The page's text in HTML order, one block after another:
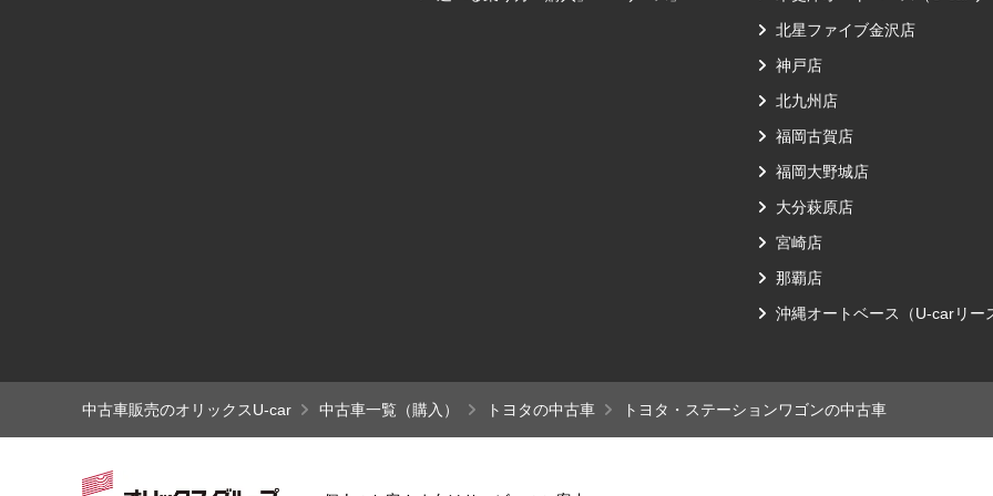
北星ファイブ金沢店
神戸店
北九州店
福岡古賀店
福岡大野城店
大分萩原店
宮崎店
那覇店
沖縄オートベース（U-carリー
中古車販売のオリックスU-car 中古車一覧（購入） トヨタの中古車 トヨタ・ステーションワゴンの中古車